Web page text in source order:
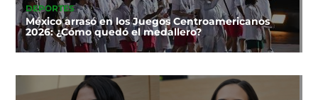
DEPORTES
México arrasó en los Juegos Centroamericanos
2026: ¿Cómo quedó el medallero?